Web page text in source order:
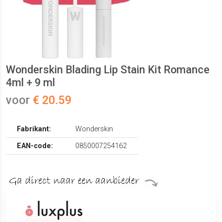
Wonderskin Blading Lip Stain Kit Romance
4ml + 9 ml
voor € 20.59
Fabrikant:
Wonderskin
EAN-code:
0850007254162